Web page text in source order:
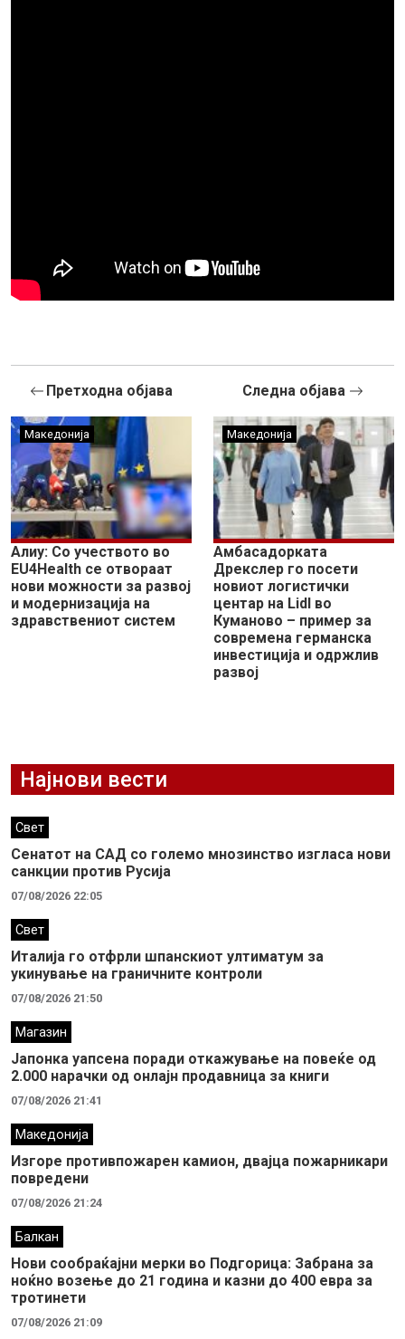
Претходна објава
Македонија
Алиу: Со учеството во
EU4Health се отвораат
нови можности за развој
и модернизација на
здравствениот систем
Следна објава
Македонија
Амбасадорката
Дрекслер го посети
новиот логистички
центар на Lidl во
Куманово – пример за
современа германска
инвестиција и одржлив
развој
Најнови вести
Свет
Сенатот на САД со големо мнозинство изгласа нови
санкции против Русија
07/08/2026 22:05
Свет
Италија го отфрли шпанскиот ултиматум за
укинување на граничните контроли
07/08/2026 21:50
Магазин
Јапонка уапсена поради откажување на повеќе од
2.000 нарачки од онлајн продавница за книги
07/08/2026 21:41
Македонија
Изгоре противпожарен камион, двајца пожарникари
повредени
07/08/2026 21:24
Балкан
Нови сообраќајни мерки во Подгорица: Забрана за
ноќно возење до 21 година и казни до 400 евра за
тротинети
07/08/2026 21:09